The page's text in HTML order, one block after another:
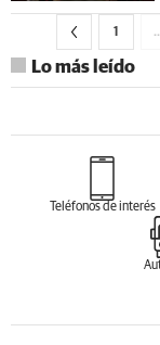
1
Lo más leído
Teléfonos de interés